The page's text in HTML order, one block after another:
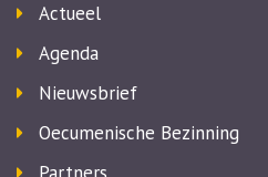
Actueel
Agenda
Nieuwsbrief
Oecumenische Bezinning